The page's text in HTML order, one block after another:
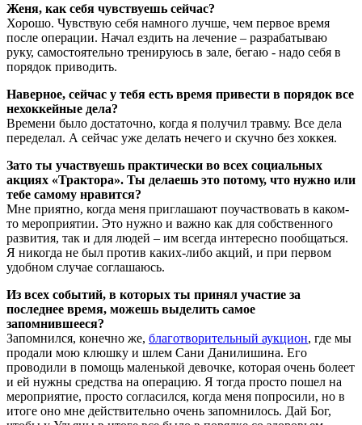
Женя, как себя чувствуешь сейчас?
Хорошо. Чувствую себя намного лучше, чем первое время
после операции. Начал ездить на лечение – разрабатываю
руку, самостоятельно тренируюсь в зале, бегаю - надо себя в
порядок приводить.
Наверное, сейчас у тебя есть время привести в порядок все
нехоккейные дела?
Времени было достаточно, когда я получил травму. Все дела
переделал. А сейчас уже делать нечего и скучно без хоккея.
Зато ты участвуешь практически во всех социальных
акциях «Трактора». Ты делаешь это потому, что нужно или
тебе самому нравится?
Мне приятно, когда меня приглашают поучаствовать в каком-
то мероприятии. Это нужно и важно как для собственного
развития, так и для людей – им всегда интересно пообщаться.
Я никогда не был против каких-либо акций, и при первом
удобном случае соглашаюсь.
Из всех событий, в которых ты принял участие за
последнее время, можешь выделить самое
запомнившееся?
Запомнился, конечно же, благотворительный аукцион, где мы
продали мою клюшку и шлем Сани Данилишина. Его
проводили в помощь маленькой девочке, которая очень болеет
и ей нужны средства на операцию. Я тогда просто пошел на
мероприятие, просто согласился, когда меня попросили, но в
итоге оно мне действительно очень запомнилось. Дай Бог,